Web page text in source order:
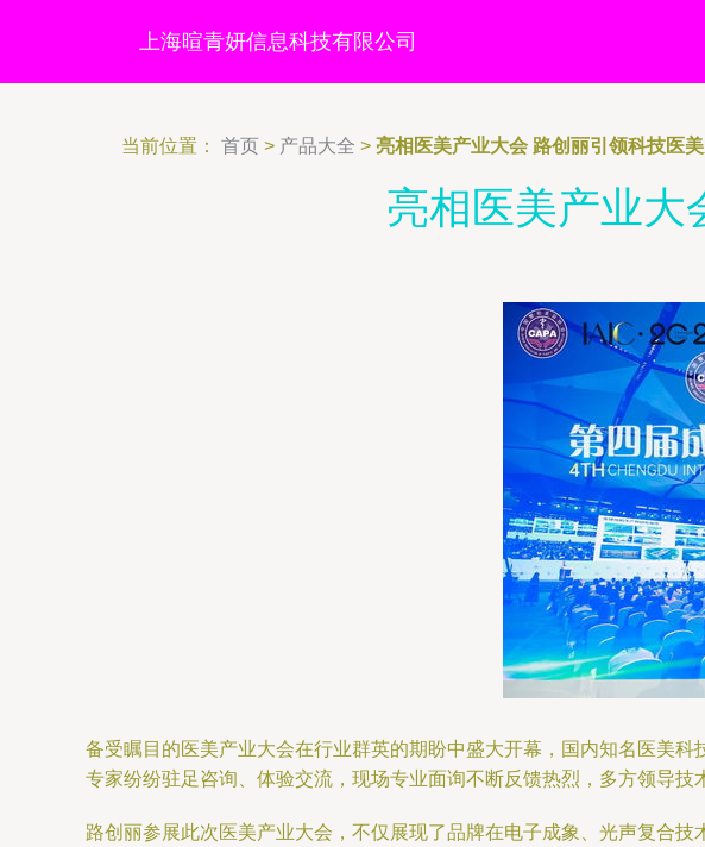
上海暄青妍信息科技有限公司
当前位置： 首页 > 产品大全 > 亮相医美产业大会 路创丽引领科技医
亮相医美产业大
备受瞩目的医美产业大会在行业群英的期盼中盛大开幕，国内知名医美
专家纷纷驻足咨询、体验交流，现场专业面询不断反馈热烈，多方领导技
路创丽参展此次医美产业大会，不仅展现了品牌在电子成象、光声复合